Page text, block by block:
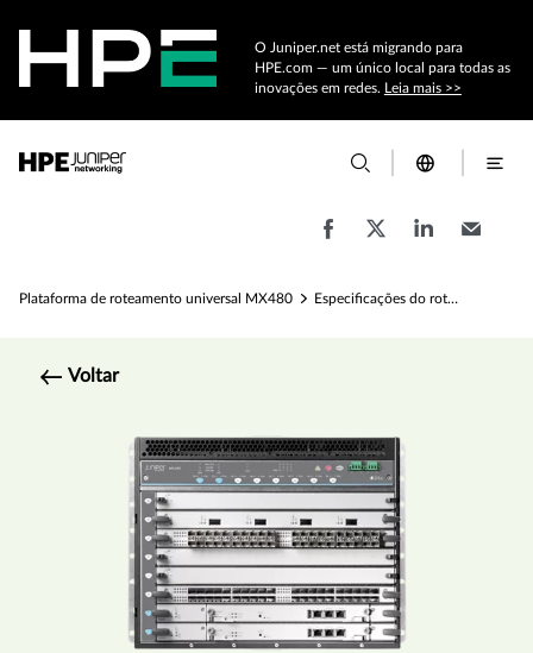
O Juniper.net está migrando para
HPE.com — um único local para todas as
inovações em redes. Leia mais >>
Plataforma de roteamento universal MX480 Especificações do roteador de borda universal MX480
Voltar